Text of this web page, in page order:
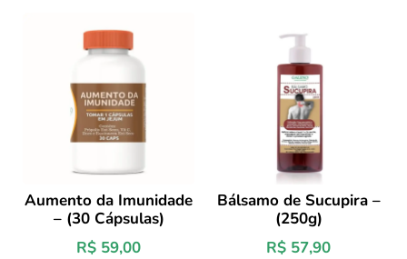
Aumento da Imunidade
– (30 Cápsulas)
R$ 59,00
Bálsamo de Sucupira –
(250g)
R$ 57,90